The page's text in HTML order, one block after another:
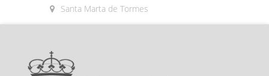
Santa Marta de Tormes